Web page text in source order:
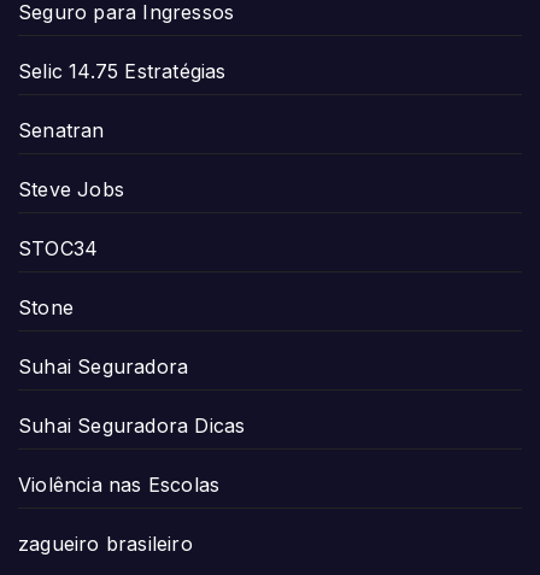
Seguro para Ingressos
Selic 14.75 Estratégias
Senatran
Steve Jobs
STOC34
Stone
Suhai Seguradora
Suhai Seguradora Dicas
Violência nas Escolas
zagueiro brasileiro